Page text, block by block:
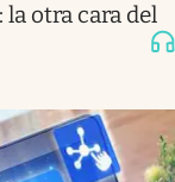
la otra cara del